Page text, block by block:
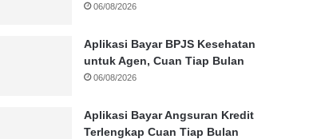
06/08/2026
Aplikasi Bayar BPJS Kesehatan
untuk Agen, Cuan Tiap Bulan
06/08/2026
Aplikasi Bayar Angsuran Kredit
Terlengkap Cuan Tiap Bulan